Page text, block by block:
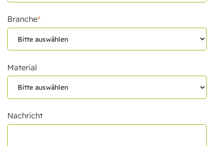
Branche*
Material
Nachricht